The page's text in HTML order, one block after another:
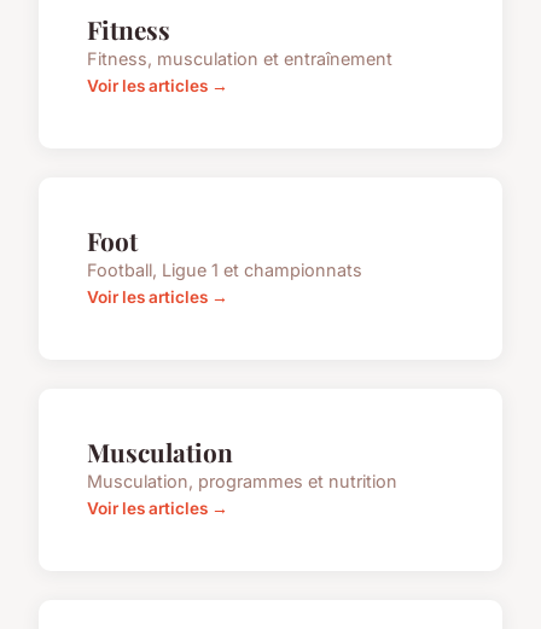
Fitness
Fitness, musculation et entraînement
Voir les articles →
Foot
Football, Ligue 1 et championnats
Voir les articles →
Musculation
Musculation, programmes et nutrition
Voir les articles →